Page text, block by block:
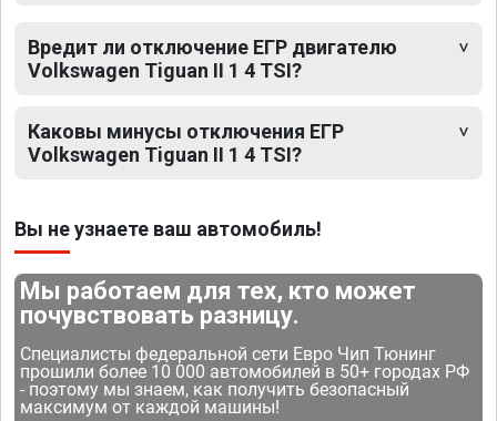
Вредит ли отключение ЕГР двигателю
Volkswagen Tiguan II 1 4 TSI?
Каковы минусы отключения ЕГР
Volkswagen Tiguan II 1 4 TSI?
Вы не узнаете ваш автомобиль!
Мы работаем для тех, кто может
почувствовать разницу.
Специалисты федеральной сети Евро Чип Тюнинг
прошили более 10 000 автомобилей в 50+ городах РФ
- поэтому мы знаем, как получить безопасный
максимум от каждой машины!